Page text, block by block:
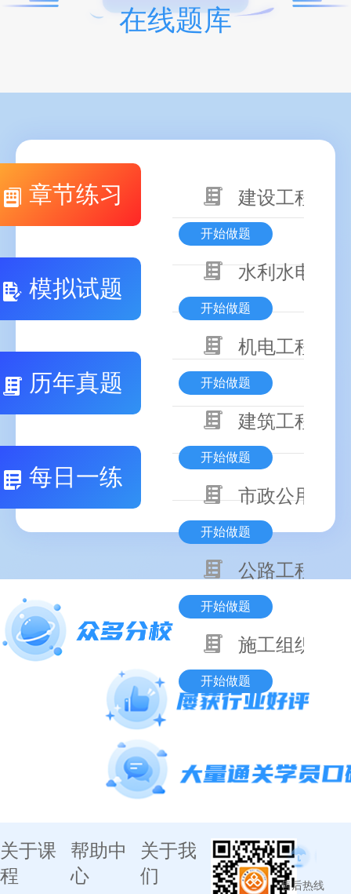
在线题库
章节练习
模拟试题
历年真题
每日一练
建设工程基
开始做题
水利水电工
开始做题
机电工程技术
开始做题
建筑工程技术
开始做题
市政公用工
开始做题
公路工程技术
开始做题
施工组织与
开始做题
关于课
程
帮助中
心
关于我
们
售后热线